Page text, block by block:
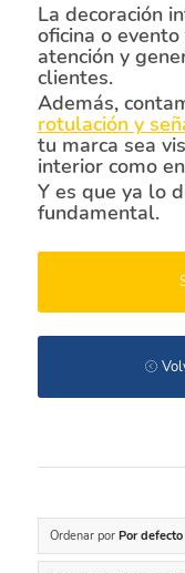
La decoración
oficina o
atención y
clientes.
Además,
rotulación y
tu marca sea
interior como
Y es que ya lo
fundamental.
Ordenar por Por defecto